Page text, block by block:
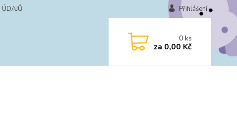
Přihlášení
0ks
za 0,00 Kč